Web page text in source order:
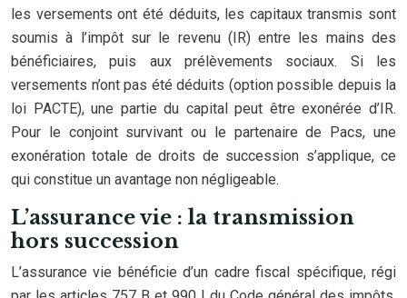
les versements ont été déduits, les capitaux transmis sont
soumis à l’impôt sur le revenu (IR) entre les mains des
bénéficiaires, puis aux prélèvements sociaux. Si les
versements n’ont pas été déduits (option possible depuis la
loi PACTE), une partie du capital peut être exonérée d’IR.
Pour le conjoint survivant ou le partenaire de Pacs, une
exonération totale de droits de succession s’applique, ce
qui constitue un avantage non négligeable.
L’assurance vie : la transmission
hors succession
L’assurance vie bénéficie d’un cadre fiscal spécifique, régi